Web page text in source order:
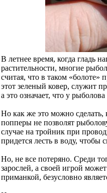
В летнее время, когда гладь
растительности, многие
считая, что в таком
этот зеленый ковер, служит
а это означает, что у
Но как же это можно сделать,
попперы не позволят
случае на тройник при
придется лесть в воду, чтобы
Но, не все потеряно. Среди
зарослей, а своей игрой
приманкой, безусловно